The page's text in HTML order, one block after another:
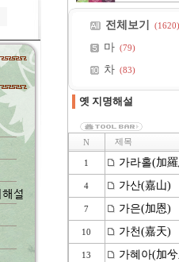
전체보기 (1620)
마 (79)
차 (83)
옛 지명해설
N 제목
1 가라홀(加
4 가산(嘉山)
7 가은(加恩)
10 가천(嘉天)
13 가혜아(加